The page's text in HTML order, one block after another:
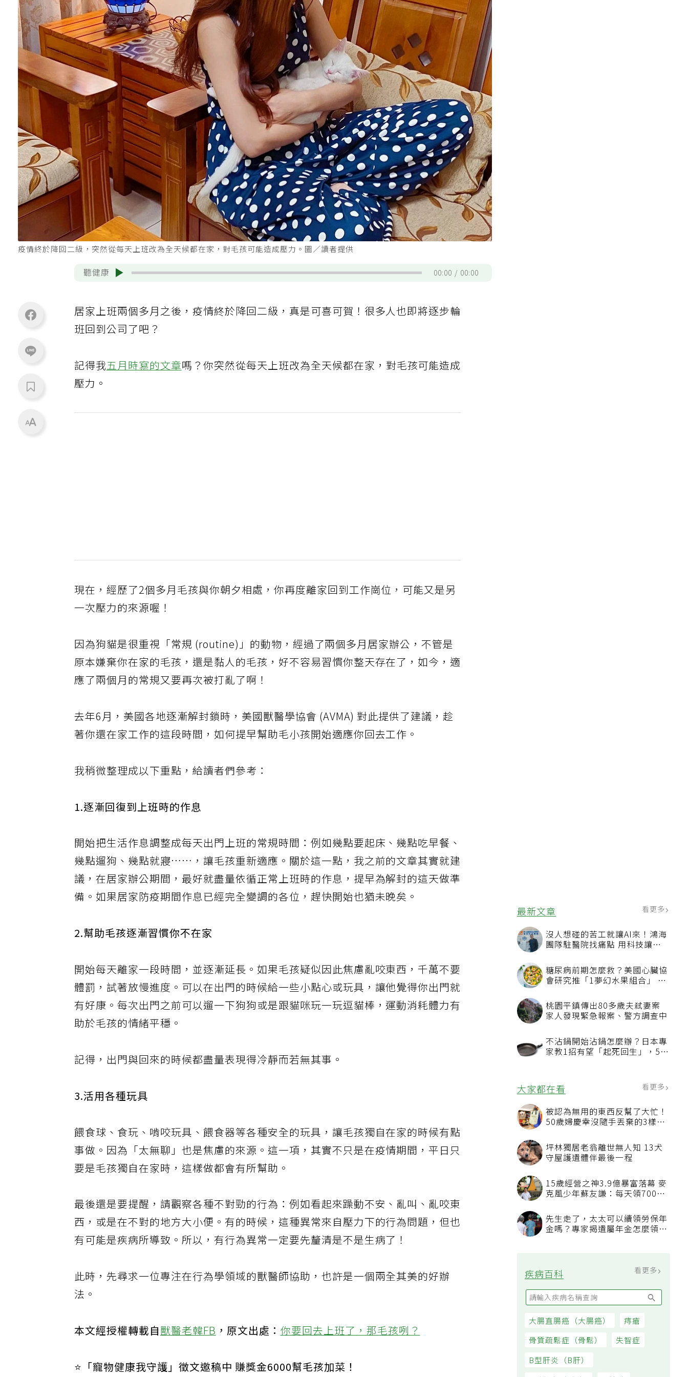
最新文章 看更多
沒人想碰的苦工就讓AI來！鴻海
團隊駐醫院找痛點 用科技讓醫
糖尿病前期怎麼救？美國心臟協
會研究推「1夢幻水果組合」 酪
桃園平鎮傳出80多歲夫弒妻案
家人發現緊急報案、警方調查中
不沾鍋開始沾鍋怎麼辦？日本專
家教1招有望「起死回生」，5情
大家都在看
被認為無用的東西反幫了大忙！
50歲婦慶幸沒隨手丟棄的3樣物
坪林獨居老翁離世無人知 13犬
守屋護遺體伴最後一程
15歲經營之神3.9億暴富落幕 麥
克風少年蘇友謙：每天領700元
過日子
先生走了，太太可以續領勞保年
疾病百科
疫情終於降回二級，突然從每天上班改為全天候都在家，對毛孩可能造成壓力。圖／讀者提供
聽健康 00:00 00:00
居家上班兩個多月之後，疫情終於降回二級，真是可喜可賀！很多人也即將逐步輪
班回到公司了吧？
記得我五月時寫的文章嗎？你突然從每天上班改為全天候都在家，對毛孩可能造成
壓力。
現在，經歷了2個多月毛孩與你朝夕相處，你再度離家回到工作崗位，可能又是另
一次壓力的來源喔！
因為狗貓是很重視「常規 (routine)」的動物，經過了兩個多月居家辦公，不管是
原本嫌棄你在家的毛孩，還是黏人的毛孩，好不容易習慣你整天存在了，如今，適
應了兩個月的常規又要再次被打亂了啊！
去年6月，美國各地逐漸解封鎖時，美國獸醫學協會 (AVMA) 對此提供了建議，趁
著你還在家工作的這段時間，如何提早幫助毛小孩開始適應你回去工作。
我稍微整理成以下重點，給讀者們參考：
1.逐漸回復到上班時的作息
開始把生活作息調整成每天出門上班的常規時間：例如幾點要起床、幾點吃早餐、
幾點遛狗、幾點就寢……，讓毛孩重新適應。關於這一點，我之前的文章其實就建
議，在居家辦公期間，最好就盡量依循正常上班時的作息，提早為解封的這天做準
備。如果居家防疫期間作息已經完全變調的各位，趕快開始也猶未晚矣。
2.幫助毛孩逐漸習慣你不在家
開始每天離家一段時間，並逐漸延長。如果毛孩疑似因此焦慮亂咬東西，千萬不要
體罰，試著放慢進度。可以在出門的時候給一些小點心或玩具，讓他覺得你出門就
有好康。每次出門之前可以遛一下狗狗或是跟貓咪玩一玩逗貓棒，運動消耗體力有
助於毛孩的情緒平穩。
記得，出門與回來的時候都盡量表現得冷靜而若無其事。
3.活用各種玩具
餵食球、食玩、啃咬玩具、餵食器等各種安全的玩具，讓毛孩獨自在家的時候有點
事做。因為「太無聊」也是焦慮的來源。這一項，其實不只是在疫情期間，平日只
要是毛孩獨自在家時，這樣做都會有所幫助。
最後還是要提醒，請觀察各種不對勁的行為：例如看起來躁動不安、亂叫、亂咬東
西，或是在不對的地方大小便。有的時候，這種異常來自壓力下的行為問題，但也
有可能是疾病所導致。所以，有行為異常一定要先釐清是不是生病了！
此時，先尋求一位專注在行為學領域的獸醫師協助，也許是一個兩全其美的好辦
法。
本文經授權轉載自獸醫老韓FB ，原文出處：你要回去上班了，那毛孩咧？